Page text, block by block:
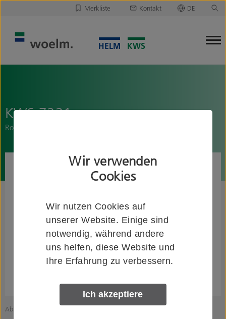
Wir verwenden
Cookies
Wir nutzen Cookies auf
unserer Website. Einige sind
notwendig, während andere
uns helfen, diese Website und
Ihre Erfahrung zu verbessern.
Ich akzeptiere
Merkliste Kontakt DE
KWS 7221..
Rohrbogen, 60 Grad
Abbildung zeigt KWS 7223.82